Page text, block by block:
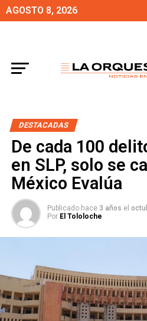
AGOSTO 8, 2026
DESTACADAS
De cada 100
en SLP, solo se
México Evalúa
Publicado hace 3 años el
Por El Tololoche